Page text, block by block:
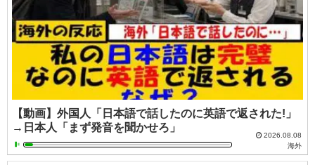
【動画】外国人「日本語で話したのに英語で返された!」
→日本人「まず発音を聞かせろ」
2026.08.08
海外